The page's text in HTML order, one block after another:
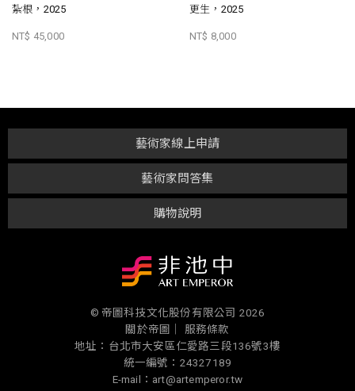
紮根，2025
NT$ 45,000
更生，2025
NT$ 8,000
購物說明
藝術家問答集
藝術家線上申請
© 帝圖科技文化股份有限公司 2026
關於帝圖｜
服務條款
地址：台北市大安區仁愛路三段136號3樓
統一編號：24327189
E-mail：art@artemperor.tw